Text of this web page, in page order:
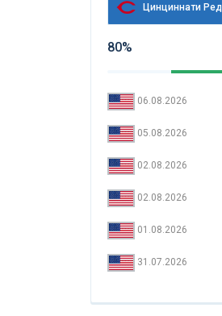
Цинциннати
80%
06.08.2026
05.08.2026
02.08.2026
02.08.2026
01.08.2026
31.07.2026